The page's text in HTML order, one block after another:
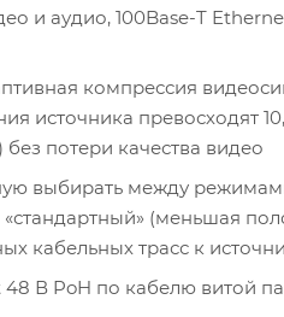
и аудио, 100Base-T
компрессия
источника превосходят
потери качества видео
выбирать между
(меньшая
кабельных трасс к
48 В PoH по кабелю витой